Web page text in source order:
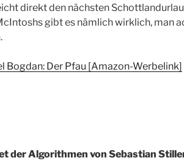
direkt den nächsten
gibt es nämlich wirklich, man
Bogdan: Der Pfau [Amazon-Werbelink]
der Algorithmen von Sebastian